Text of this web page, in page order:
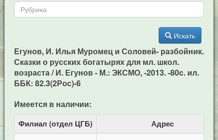
Искать
Егунов, И. Илья Муромец и Соловей- разбойник.
Сказки о русских богатырях для мл. школ.
возраста / И. Егунов - М.: ЭКСМО, -2013. -80c. ил.
ББК: 82.3(2Рос)-6
Имеется в наличии:
Филиал (отдел ЦГБ) Адрес